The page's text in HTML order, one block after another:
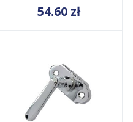
54.60 zł